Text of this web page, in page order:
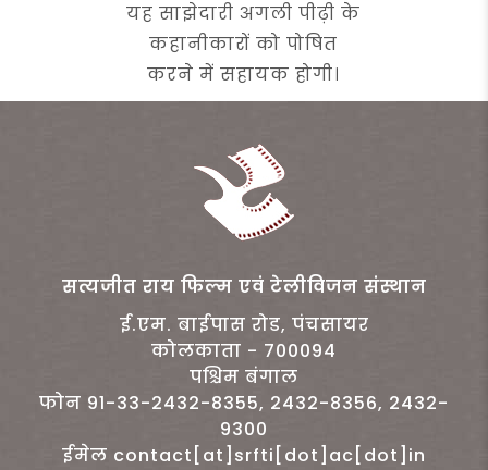
यह साझेदारी अगली पीढ़ी के
कहानीकारों को पोषित
करने में सहायक होगी।
सत्यजीत राय फिल्म एवं टेलीविजन संस्थान
ई.एम. बाईपास रोड, पंचसायर
कोलकाता - 700094
पश्चिम बंगाल
फोन 91-33-2432-8355, 2432-8356, 2432-
9300
ईमेल contact[at]srfti[dot]ac[dot]in